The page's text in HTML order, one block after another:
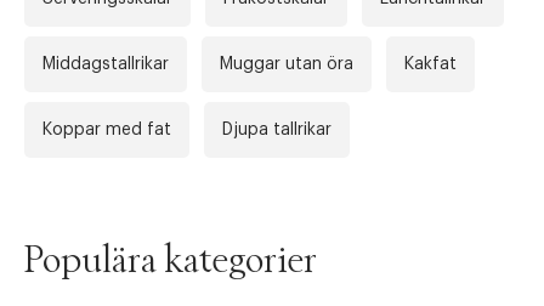
Tidigare
Middagstallrikar Muggar utan öra Kakfat
Koppar med fat Djupa tallrikar
Populära kategorier